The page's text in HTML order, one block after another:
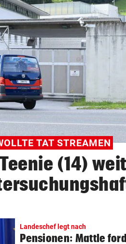
KG 2026
TAT STREAMEN
(14)
Landeschef legt nach
Pensionen: Mattle